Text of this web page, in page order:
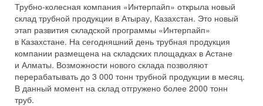
Трубно-колесная компания «Интерпайп» открыла новый
склад трубной продукции в Атырау, Казахстан. Это новый
этап развития складской программы «Интерпайп»
в Казахстане. На сегодняшний день трубная продукция
компании размещена на складских площадках в Астане
и Алматы. Возможности нового склада позволяют
перерабатывать до 3 000 тонн трубной продукции в месяц.
В данный момент на склад отгружено более 2000 тонн
труб.